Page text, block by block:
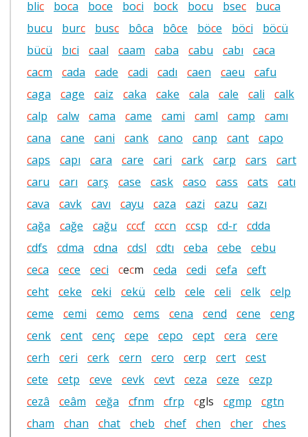
blic boca boce boci bock bocu bsec buca
bucu burc busc bôca bôce böce böci böcü
bücü bıci caal caam caba cabu cabı caca
cacm cada cade cadi cadı caen caeu cafu
caga cage caiz caka cake cala cale cali calk
calp calw cama came cami caml camp camı
cana cane cani cank cano canp cant capo
caps capı cara care cari cark carp cars cart
caru carı carş case cask caso cass cats catı
cava cavk cavı cayu caza cazi cazu cazı
cağa cağe cağu cccf cccn ccsp cd-r cdda
cdfs cdma cdna cdsl cdtı ceba cebe cebu
ceca cece ceci cecm ceda cedi cefa ceft
ceht ceke ceki cekü celb cele celi celk celp
ceme cemi cemo cems cena cend cene ceng
cenk cent cenç cepe cepo cept cera cere
cerh ceri cerk cern cero cerp cert cest
cete cetp ceve cevk cevt ceza ceze cezp
cezâ ceâm ceğa cfnm cfrp cgls cgmp cgtn
cham chan chat cheb chef chen cher ches